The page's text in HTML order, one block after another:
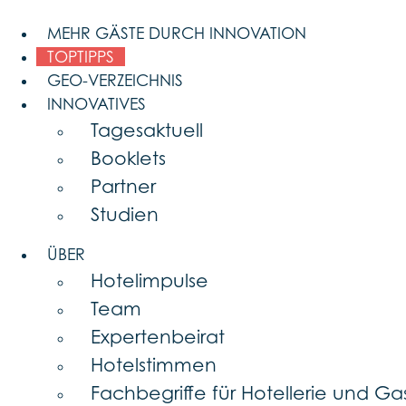
content
MEHR GÄSTE DURCH INNOVATION
TOPTIPPS
GEO-VERZEICHNIS
INNOVATIVES
Tagesaktuell
Booklets
Partner
Studien
ÜBER
Hotelimpulse
Team
Expertenbeirat
Hotelstimmen
Fachbegriffe für Hotellerie und